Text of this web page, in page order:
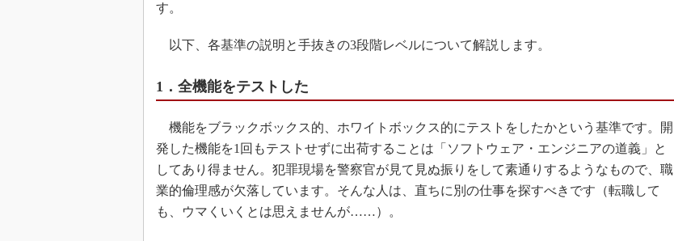
す。
以下、各基準の説明と手抜きの3段階レベルについて解説します。
1．全機能をテストした
機能をブラックボックス的、ホワイトボックス的にテストをしたかという基準です。開
発した機能を1回もテストせずに出荷することは「ソフトウェア・エンジニアの道義」と
してあり得ません。犯罪現場を警察官が見て見ぬ振りをして素通りするようなもので、職
業的倫理感が欠落しています。そんな人は、直ちに別の仕事を探すべきです（転職して
も、ウマくいくとは思えませんが……）。